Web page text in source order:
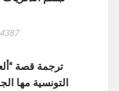
4387
ترجمة قصة
التونسية مها